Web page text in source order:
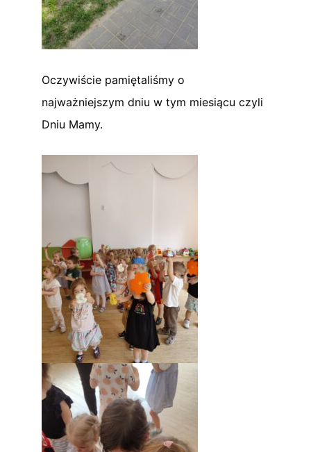
Oczywiście pamiętaliśmy o
najważniejszym dniu w tym miesiącu czyli
Dniu Mamy.